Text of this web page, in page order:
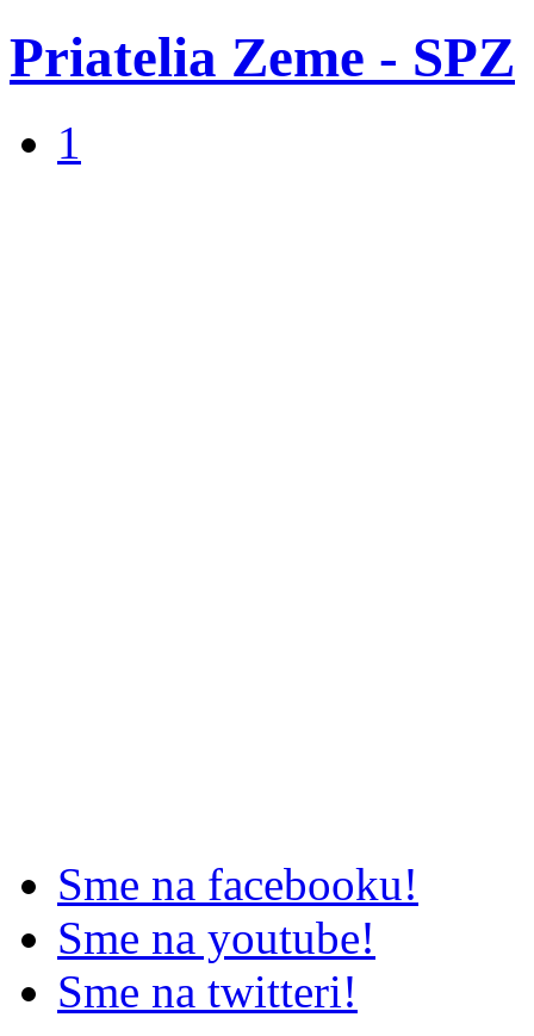
Priatelia Zeme - SPZ
1
Sme na facebooku!
Sme na youtube!
Sme na twitteri!